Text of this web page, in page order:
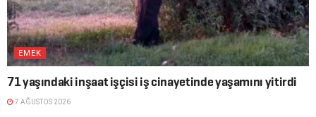
EMEK
71 yaşındaki inşaat işçisi iş cinayetinde yaşamını yitirdi
7 AĞUSTOS 2026